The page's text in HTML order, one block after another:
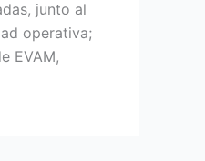
junto al
operativa;
EVAM,